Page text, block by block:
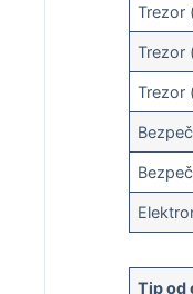
Trezor
Trezor
Trezor
Tip od